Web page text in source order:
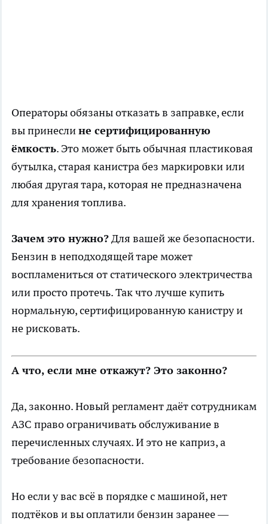
Операторы обязаны отказать в заправке, если
вы принеслине сертифицированную
ёмкость. Это может быть обычная пластиковая
бутылка, старая канистра без маркировки или
любая другая тара, которая не предназначена
для хранения топлива.
Зачем это нужно?Для вашей же безопасности.
Бензин в неподходящей таре может
воспламениться от статического электричества
или просто протечь. Так что лучше купить
нормальную, сертифицированную канистру и
не рисковать.
А что, если мне откажут? Это законно?
Да, законно. Новый регламент даёт сотрудникам
АЗС право ограничивать обслуживание в
перечисленных случаях. И это не каприз, а
требование безопасности.
Но если у вас всё в порядке с машиной, нет
подтёков и вы оплатили бензин заранее —